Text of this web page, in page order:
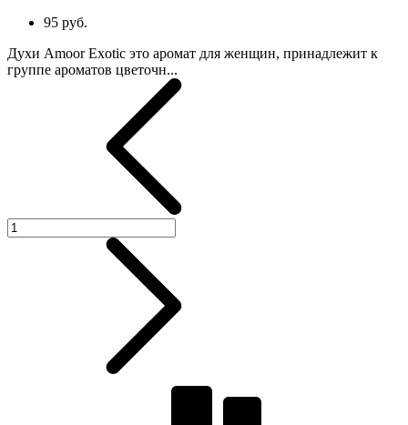
95 руб.
Духи Amoor Exotic это аромат для женщин, принадлежит к
группе ароматов цветочн...